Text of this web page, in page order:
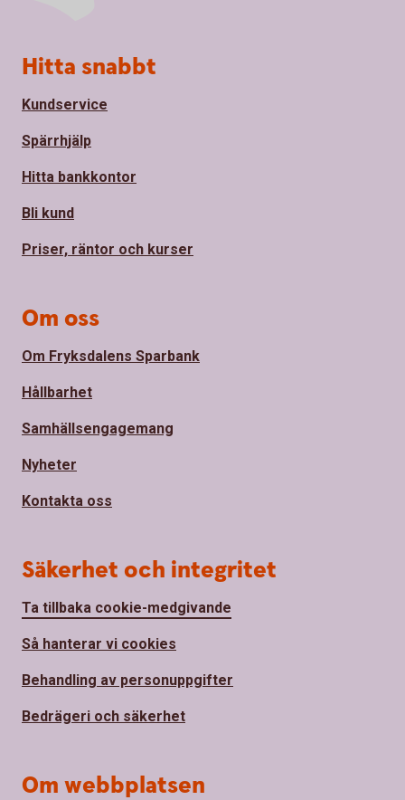
Sidfot
Hitta snabbt
Kundservice
Spärrhjälp
Hitta bankkontor
Bli kund
Priser, räntor och kurser
Om oss
Om Fryksdalens Sparbank
Hållbarhet
Samhällsengagemang
Nyheter
Kontakta oss
Säkerhet och integritet
Ta tillbaka cookie-medgivande
Så hanterar vi cookies
Behandling av personuppgifter
Bedrägeri och säkerhet
Om webbplatsen